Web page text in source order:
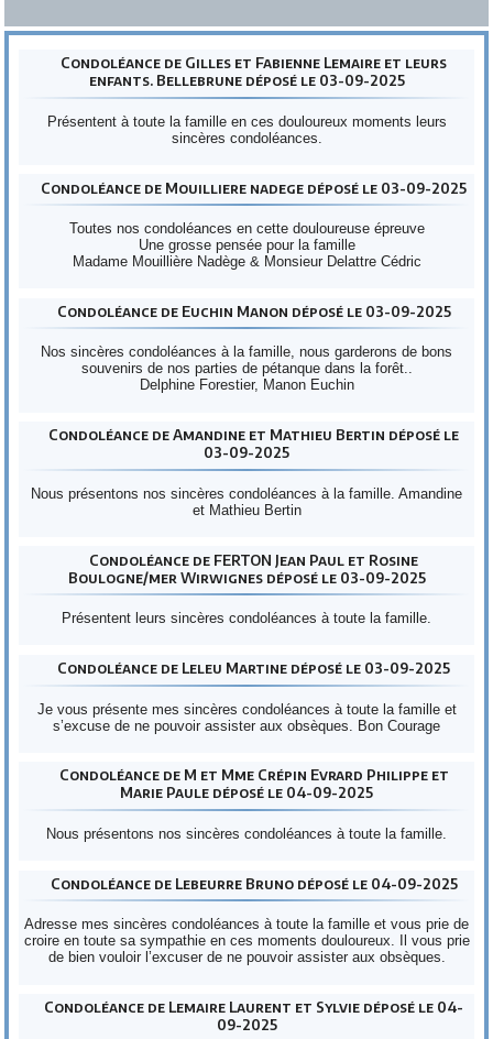
Condoléance de Gilles et Fabienne Lemaire et leurs
enfants. Bellebrune déposé le 03-09-2025
Présentent à toute la famille en ces douloureux moments leurs
sincères condoléances.
Condoléance de Mouilliere nadege déposé le 03-09-2025
Toutes nos condoléances en cette douloureuse épreuve
Une grosse pensée pour la famille
Madame Mouillière Nadège & Monsieur Delattre Cédric
Condoléance de Euchin Manon déposé le 03-09-2025
Nos sincères condoléances à la famille, nous garderons de bons
souvenirs de nos parties de pétanque dans la forêt..
Delphine Forestier, Manon Euchin
Condoléance de Amandine et Mathieu Bertin déposé le
03-09-2025
Nous présentons nos sincères condoléances à la famille. Amandine
et Mathieu Bertin
Condoléance de FERTON Jean Paul et Rosine
Boulogne/mer Wirwignes déposé le 03-09-2025
Présentent leurs sincères condoléances à toute la famille.
Condoléance de Leleu Martine déposé le 03-09-2025
Je vous présente mes sincères condoléances à toute la famille et
s’excuse de ne pouvoir assister aux obsèques. Bon Courage
Condoléance de M et Mme Crépin Evrard Philippe et
Marie Paule déposé le 04-09-2025
Nous présentons nos sincères condoléances à toute la famille.
Condoléance de Lebeurre Bruno déposé le 04-09-2025
Adresse mes sincères condoléances à toute la famille et vous prie de
croire en toute sa sympathie en ces moments douloureux. Il vous prie
de bien vouloir l’excuser de ne pouvoir assister aux obsèques.
Condoléance de Lemaire Laurent et Sylvie déposé le 04-
09-2025